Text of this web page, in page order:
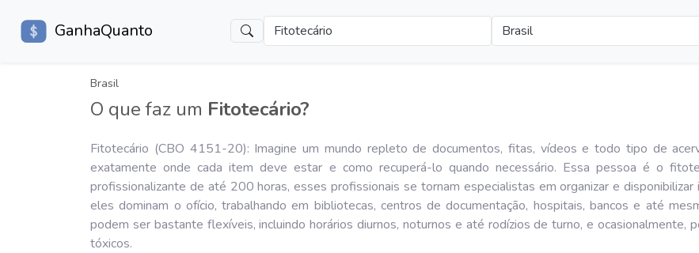
GanhaQuanto Fitotecário Brasil
Brasil
O que faz um Fitotecário?
Fitotecário (CBO 4151-20): Imagine um mundo repleto de documentos, fitas, vídeos e todo tipo de
exatamente onde cada item deve estar e como recuperá-lo quando necessário. Essa pessoa é o
profissionalizante de até 200 horas, esses profissionais se tornam especialistas em organizar e
eles dominam o ofício, trabalhando em bibliotecas, centros de documentação, hospitais, bancos e até
podem ser bastante flexíveis, incluindo horários diurnos, noturnos e até rodízios de turno, e ocasionalmente,
tóxicos.